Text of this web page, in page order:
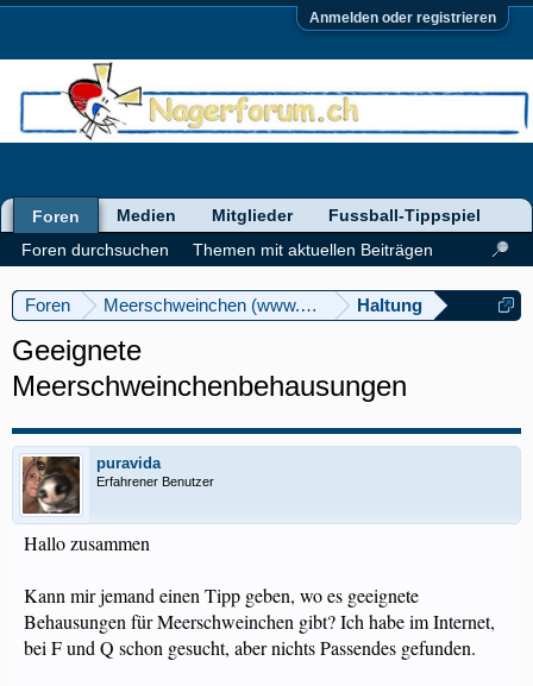
Anmelden oder registrieren
Foren Meerschweinchen (www.meerschweinforum.ch)
Haltung
Geeignete
Meerschweinchenbehausungen
puravida
Erfahrener Benutzer
Hallo zusammen
Kann mir jemand einen Tipp geben, wo es geeignete
Behausungen für Meerschweinchen gibt? Ich habe im Internet,
bei F und Q schon gesucht, aber nichts Passendes gefunden.
Foren
Foren durchsuchen
Themen mit aktuellen Beiträgen
Medien Mitglieder Fussball-Tippspiel